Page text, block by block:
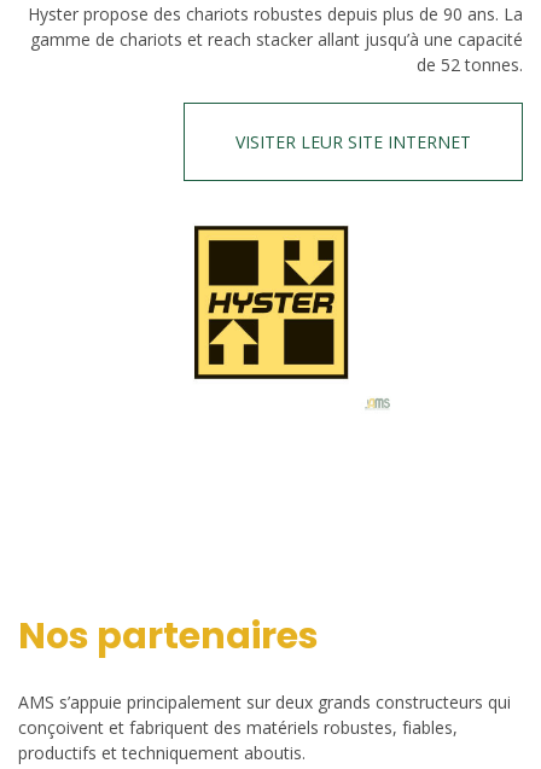
Hyster propose des chariots robustes depuis plus de 90 ans. La
gamme de chariots et reach stacker allant jusqu’à une capacité
de 52 tonnes.
VISITER LEUR SITE INTERNET
Nos partenaires
AMS s’appuie principalement sur deux grands constructeurs qui
conçoivent et fabriquent des matériels robustes, fiables,
productifs et techniquement aboutis.